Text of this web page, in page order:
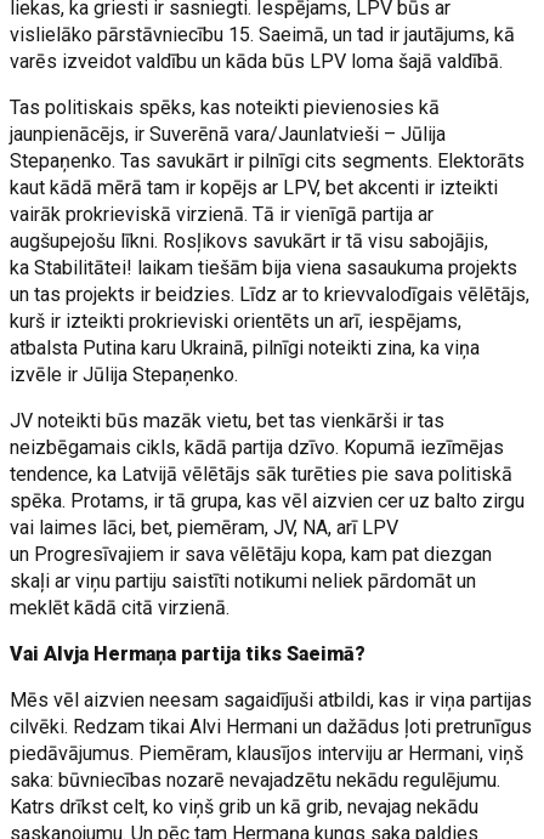
liekas, ka griesti ir sasniegti. Iespējams, LPV būs ar
vislielāko pārstāvniecību 15. Saeimā, un tad ir jautājums, kā
varēs izveidot valdību un kāda būs LPV loma šajā valdībā.
Tas politiskais spēks, kas noteikti pievienosies kā
jaunpienācējs, ir Suverēnā vara/Jaunlatvieši – Jūlija
Stepaņenko. Tas savukārt ir pilnīgi cits segments. Elektorāts
kaut kādā mērā tam ir kopējs ar LPV, bet akcenti ir izteikti
vairāk prokrieviskā virzienā. Tā ir vienīgā partija ar
augšupejošu līkni. Rosļikovs savukārt ir tā visu sabojājis,
ka Stabilitātei! laikam tiešām bija viena sasaukuma projekts
un tas projekts ir beidzies. Līdz ar to krievvalodīgais vēlētājs,
kurš ir izteikti prokrieviski orientēts un arī, iespējams,
atbalsta Putina karu Ukrainā, pilnīgi noteikti zina, ka viņa
izvēle ir Jūlija Stepaņenko.
JV noteikti būs mazāk vietu, bet tas vienkārši ir tas
neizbēgamais cikls, kādā partija dzīvo. Kopumā iezīmējas
tendence, ka Latvijā vēlētājs sāk turēties pie sava politiskā
spēka. Protams, ir tā grupa, kas vēl aizvien cer uz balto zirgu
vai laimes lāci, bet, piemēram, JV, NA, arī LPV
un Progresīvajiem ir sava vēlētāju kopa, kam pat diezgan
skaļi ar viņu partiju saistīti notikumi neliek pārdomāt un
meklēt kādā citā virzienā.
Vai Alvja Hermaņa partija tiks Saeimā?
Mēs vēl aizvien neesam sagaidījuši atbildi, kas ir viņa partijas
cilvēki. Redzam tikai Alvi Hermani un dažādus ļoti pretrunīgus
piedāvājumus. Piemēram, klausījos interviju ar Hermani, viņš
saka: būvniecības nozarē nevajadzētu nekādu regulējumu.
Katrs drīkst celt, ko viņš grib un kā grib, nevajag nekādu
saskaņojumu. Un pēc tam Hermaņa kungs saka paldies